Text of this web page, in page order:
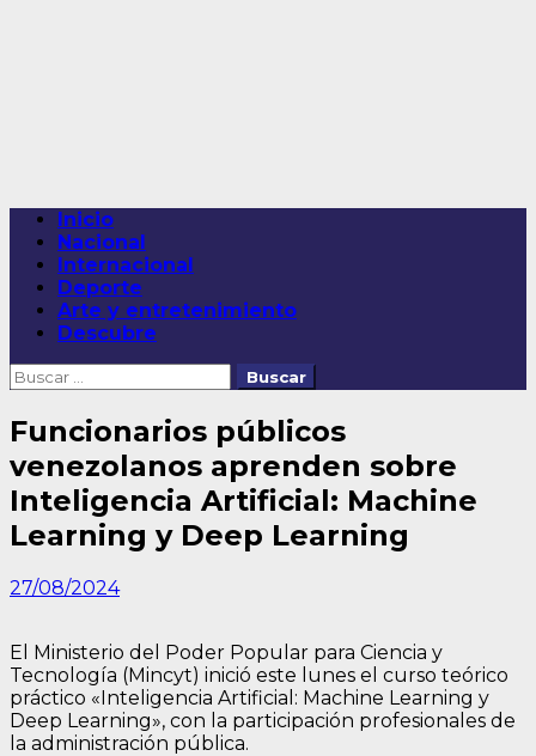
Menú
principal
Inicio
Nacional
Internacional
Deporte
Arte y entretenimiento
Descubre
Buscar:
Funcionarios públicos
venezolanos aprenden sobre
Inteligencia Artificial: Machine
Learning y Deep Learning
27/08/2024
El Ministerio del Poder Popular para Ciencia y
Tecnología (Mincyt) inició este lunes el curso teórico
práctico «Inteligencia Artificial: Machine Learning y
Deep Learning», con la participación profesionales de
la administración pública.